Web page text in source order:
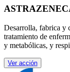
Desarrolla, fabrica y
tratamiento de
y metabólicas, y
Ver acción